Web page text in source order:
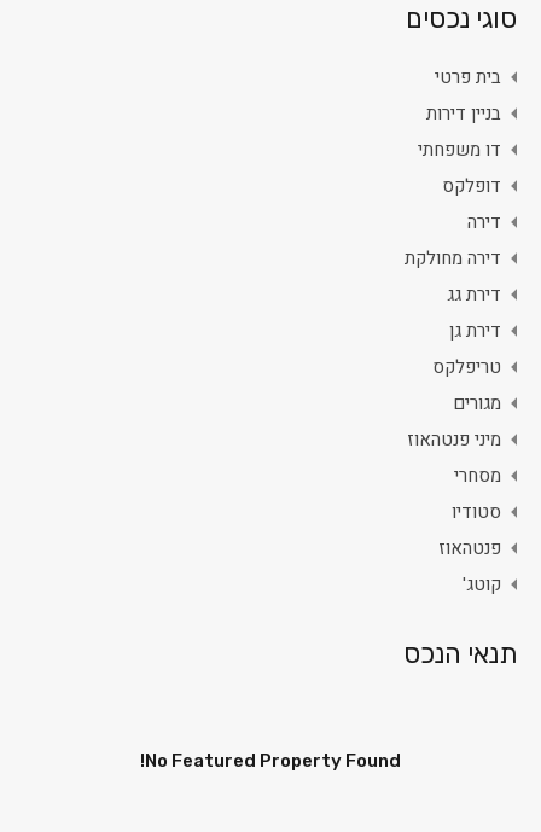
סוגי נכסים
בית פרטי
בניין דירות
דו משפחתי
דופלקס
דירה
דירה מחולקת
דירת גג
דירת גן
טריפלקס
מגורים
מיני פנטהאוז
מסחרי
סטודיו
פנטהאוז
קוטג'
תנאי הנכס
No Featured Property Found!